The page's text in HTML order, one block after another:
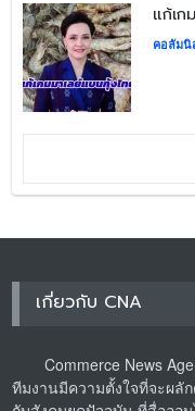
แก้เ
คอลัมนิ
เกี่ยวกับ CNA
Commerce News
ทีมงานมีความตั้งใจที่จะผลั